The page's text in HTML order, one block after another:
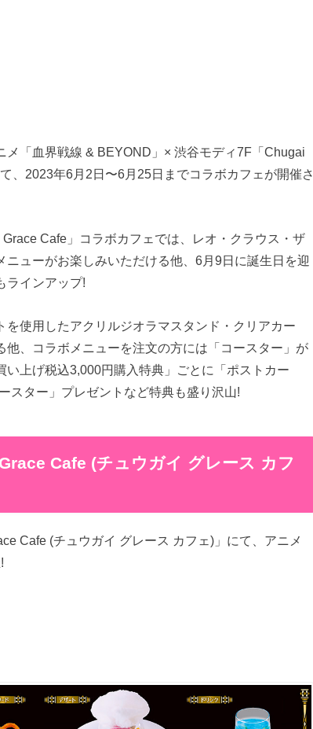
「血界戦線 & BEYOND」× 渋谷モディ7F「Chugai
、2023年6月2日〜6月25日までコラボカフェが開催さ
Cafe」コラボカフェでは、レオ・クラウス・ザ
ューがお楽しみいただける他、6月9日に誕生日を迎
ラインアップ!
使用したアクリルジオラマスタンド・クリアカー
他、コラボメニューを注文の方には「コースター」が
上げ税込3,000円購入特典」ごとに「ポストカー
スター」プレゼントなど特典も盛り沢山!
Cafe (チュウガイ グレース カフ
Cafe (チュウガイ グレース カフェ)」にて、アニメ